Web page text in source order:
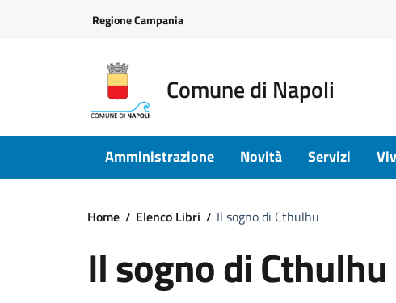
Regione Campania
Comune di Napoli
Amministrazione Novità Servizi
Home Elenco Libri Il sogno di Cthulhu
Il sogno di Cthulhu